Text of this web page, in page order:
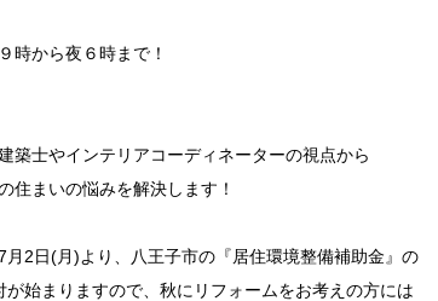
時から夜６時まで！
築士やインテリアコーディネーターの視点から
住まいの悩みを解決します！
月2日(月)より、八王子市の『居住環境整備補助金』の
が始まりますので、秋にリフォームをお考えの方には